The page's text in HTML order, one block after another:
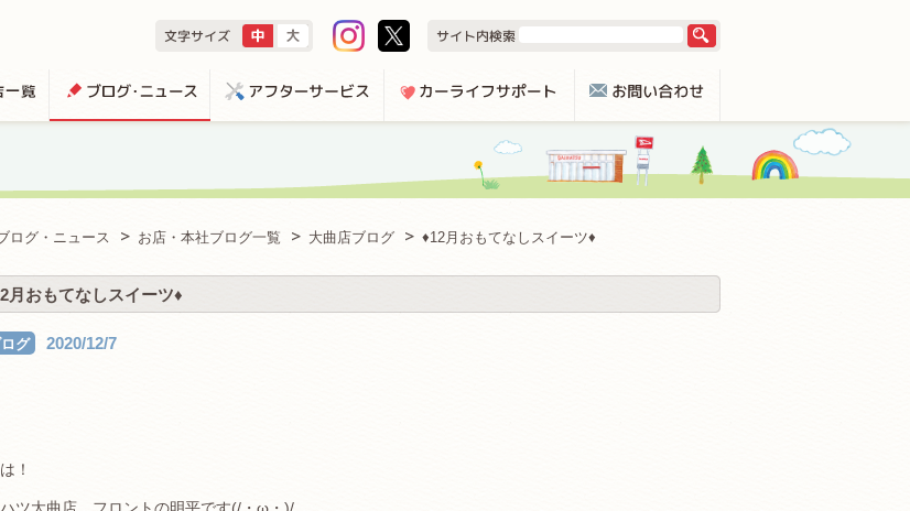
ログ・ニュース お店・本社ブログ一覧 大曲店ブログ ♦12月おもてなしスイーツ♦
月おもてなしスイーツ♦
グ 2020/12/7
！